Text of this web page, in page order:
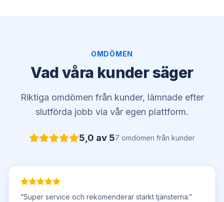
OMDÖMEN
Vad våra kunder säger
Riktiga omdömen från kunder, lämnade efter
slutförda jobb via vår egen plattform.
5,0 av 57 omdömen från kunder
“Super service och rekomenderar starkt tjänsterna.”